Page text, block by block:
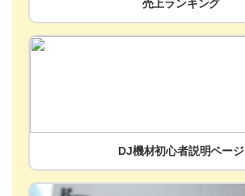
売上ランキング
DJ機材初心者説明ページ